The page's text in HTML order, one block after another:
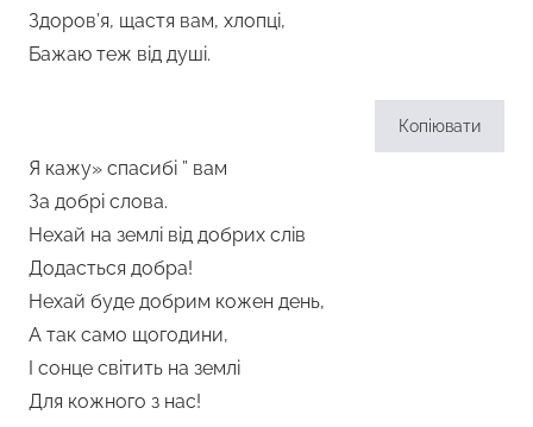
Здоров’я, щастя вам, хлопці,
Бажаю теж від душі.
Копіювати
Я кажу» спасибі ” вам
За добрі слова.
Нехай на землі від добрих слів
Додасться добра!
Нехай буде добрим кожен день,
А так само щогодини,
І сонце світить на землі
Для кожного з нас!